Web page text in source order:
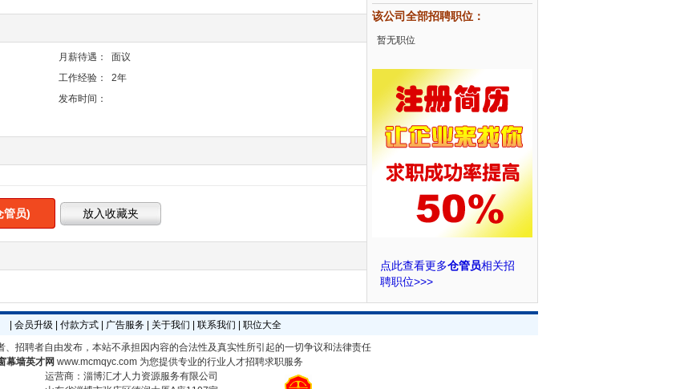
月薪待遇：
面议
工作经验：
2年
发布时间：
管员)
该公司全部招聘职位：
暂无职位
点此查看更多仓管员相关招
聘职位>>>
会员升级 付款方式| 广告服务| 关于我们 联系我们
职位大全
、招聘者自由发布，本站不承担因内容的合法性及真实性所引起的一切争议和法律责任
幕墙英才网 www.mcmqyc.com 为您提供专业的行业人才招聘求职服务
运营商：淄博汇才人力资源服务有限公司